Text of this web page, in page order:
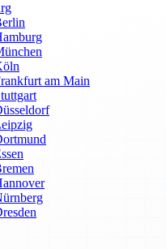
am Main